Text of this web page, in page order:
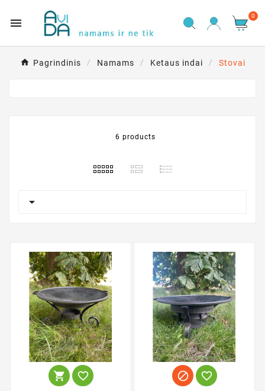

0
Pagrindinis Namams Ketaus indai Stovai
6 products

   